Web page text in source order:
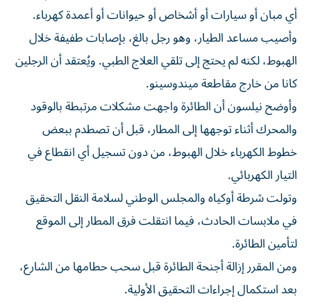
أي مبان أو سيارات أو أشخاص أو حيوانات أو أعمدة كهرباء.
وأصيب مساعد الطيار، وهو رجل بالغ، بإصابات طفيفة خلال
الهبوط، لكنه لم يحتج إلى تلقي العلاج الطبي. ويُعتقد أن الرجلين
كانا من خارج مقاطعة ميندوسينو.
وأوضح نيلسون أن الطائرة واجهت مشكلات مرتبطة بالوقود
والمحرك أثناء توجهها إلى المطار، قبل أن تصطدم ببعض
خطوط الكهرباء خلال الهبوط، من دون تسجيل أي انقطاع في
التيار الكهربائي.
وتولت شرطة أوكياه والمجلس الوطني لسلامة النقل التحقيق
في ملابسات الحادث، فيما انتقلت فرق المطار إلى الموقع
لتأمين الطائرة.
ومن المقرر إزالة أجنحة الطائرة قبل سحب حطامها من الشارع،
بعد استكمال إجراءات التحقيق الأولية.